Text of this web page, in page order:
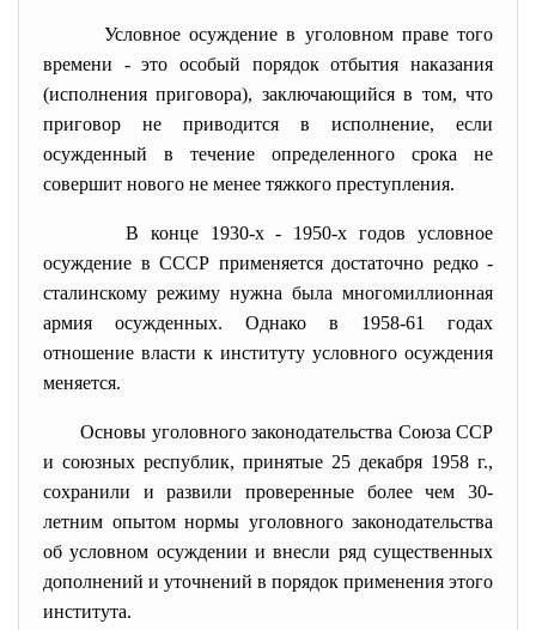
Условное осуждение в уголовном праве того
времени - это особый порядок отбытия наказания
(исполнения приговора), заключающийся в том, что
приговор не приводится в исполнение, если
осужденный в течение определенного срока не
совершит нового не менее тяжкого преступления.
В конце 1930-х - 1950-х годов условное
осуждение в СССР применяется достаточно редко -
сталинскому режиму нужна была многомиллионная
армия осужденных. Однако в 1958-61 годах
отношение власти к институту условного осуждения
меняется.
Основы уголовного законодательства Союза ССР
и союзных республик, принятые 25 декабря 1958 г.,
сохранили и развили проверенные более чем 30-
летним опытом нормы уголовного законодательства
об условном осуждении и внесли ряд существенных
дополнений и уточнений в порядок применения этого
института.